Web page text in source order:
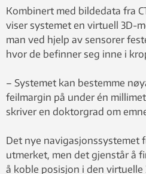
Kombinert med bildedata fra
viser systemet en virtuell 3D-
man ved hjelp av sensorer
hvor de befinner seg inne i
– Systemet kan bestemme
feilmargin på under én
skriver en doktorgrad om
Det nye navigasjonssystemet
utmerket, men det gjenstår å
å koble posisjon i den